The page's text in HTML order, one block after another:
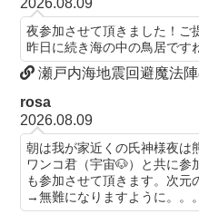
2026.08.09
夜参加させて頂きました！ご
昨日に続き海の中の鳥居です
瀬戸内海地震回避魔法
rosa
2026.08.09
朝は我が家近くの氏神様夜は
ワンコ君（宇宙🐶）と共に参
も参加させて頂きます。次
→無難になりますように。。。